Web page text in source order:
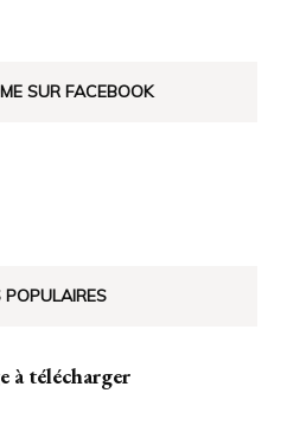
SUR FACEBOOK
POPULAIRES
à télécharger